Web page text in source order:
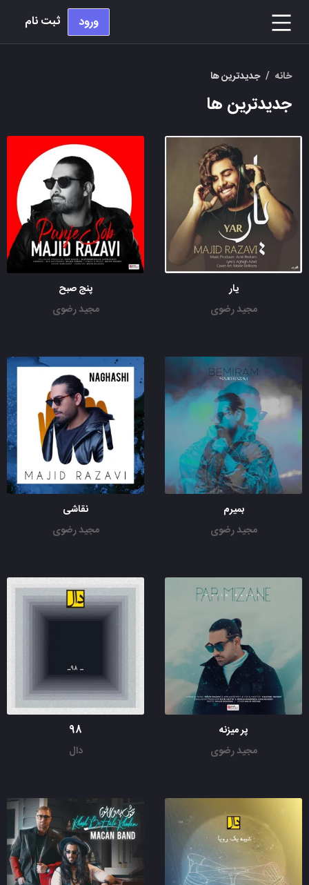
ورود ثبت نام
خانه / جدیدترین ها
جدیدترین ها
یار
مجید رضوی
پنج صبح
مجید رضوی
بمیرم
مجید رضوی
نقاشی
مجید رضوی
پر میزنه
مجید رضوی
98
دال